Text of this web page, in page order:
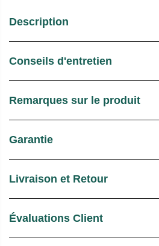
Description
Conseils d'entretien
Remarques sur le produit
Garantie
Livraison et Retour
Évaluations Client